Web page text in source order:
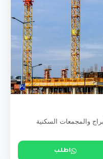
والمجمعات السكنية
اطلب